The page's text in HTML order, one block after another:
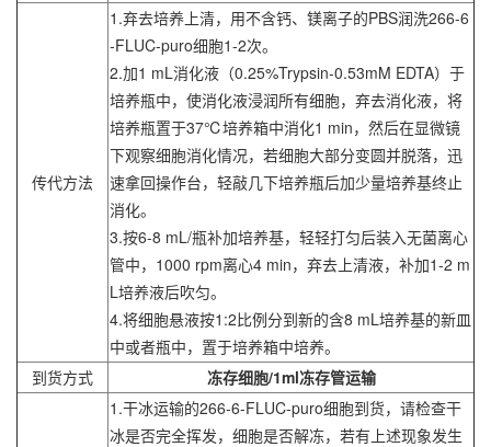
传代方法
1.弃去培养上清，用不含钙、镁离子的PBS润洗266-6
-FLUC-puro细胞1-2次。
2.加1 mL消化液（0.25%Trypsin-0.53mM EDTA）于
培养瓶中，使消化液浸润所有细胞，弃去消化液，将
培养瓶置于37℃培养箱中消化1 min，然后在显微镜
下观察细胞消化情况，若细胞大部分变圆并脱落，迅
速拿回操作台，轻敲几下培养瓶后加少量培养基终止
消化。
3.按6-8 mL/瓶补加培养基，轻轻打匀后装入无菌离心
管中，1000 rpm离心4 min，弃去上清液，补加1-2 m
L培养液后吹匀。
4.将细胞悬液按1:2比例分到新的含8 mL培养基的新皿
中或者瓶中，置于培养箱中培养。
到货方式
冻存细胞/1ml冻存管运输
1.干冰运输的266-6-FLUC-puro细胞到货，请检查干
冰是否完全挥发，细胞是否解冻，若有上述现象发生